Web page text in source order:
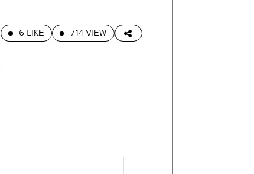
6 LIKE 714 VIEW